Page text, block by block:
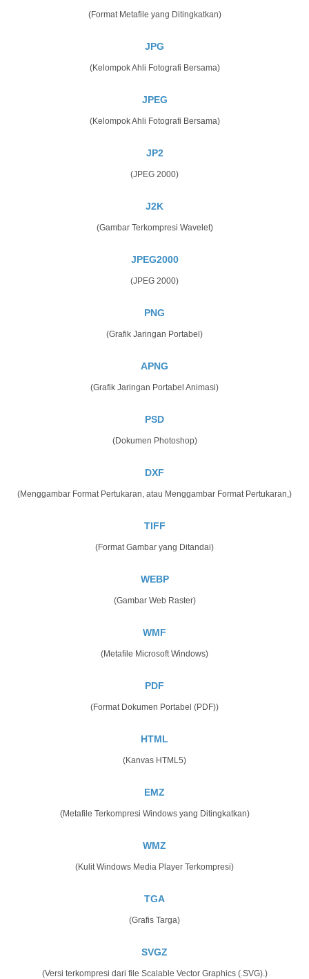
(Format Metafile yang Ditingkatkan)
JPG
(Kelompok Ahli Fotografi Bersama)
JPEG
(Kelompok Ahli Fotografi Bersama)
JP2
(JPEG 2000)
J2K
(Gambar Terkompresi Wavelet)
JPEG2000
(JPEG 2000)
PNG
(Grafik Jaringan Portabel)
APNG
(Grafik Jaringan Portabel Animasi)
PSD
(Dokumen Photoshop)
DXF
(Menggambar Format Pertukaran, atau Menggambar Format Pertukaran,)
TIFF
(Format Gambar yang Ditandai)
WEBP
(Gambar Web Raster)
WMF
(Metafile Microsoft Windows)
PDF
(Format Dokumen Portabel (PDF))
HTML
(Kanvas HTML5)
EMZ
(Metafile Terkompresi Windows yang Ditingkatkan)
WMZ
(Kulit Windows Media Player Terkompresi)
TGA
(Grafis Targa)
SVGZ
(Versi terkompresi dari file Scalable Vector Graphics (.SVG).)